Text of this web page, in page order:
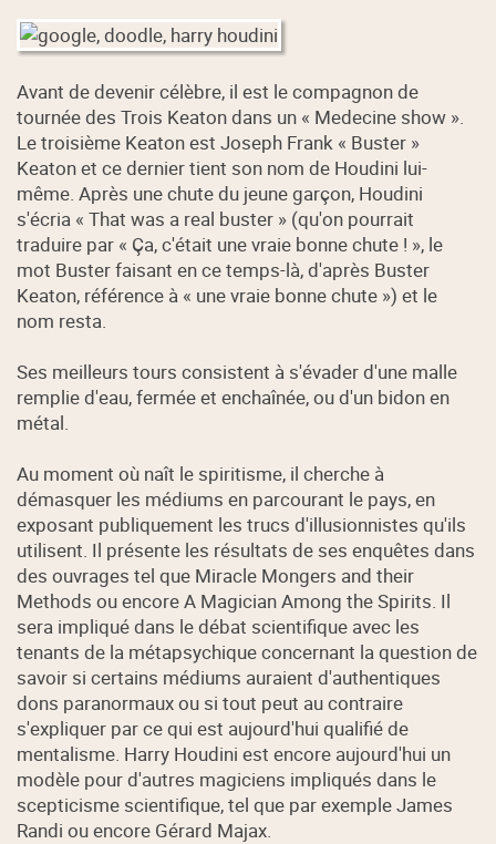
Avant de devenir célèbre, il est le compagnon de
tournée des Trois Keaton dans un « Medecine show ».
Le troisième Keaton est Joseph Frank « Buster »
Keaton et ce dernier tient son nom de Houdini lui-
même. Après une chute du jeune garçon, Houdini
s'écria « That was a real buster » (qu'on pourrait
traduire par « Ça, c'était une vraie bonne chute ! », le
mot Buster faisant en ce temps-là, d'après Buster
Keaton, référence à « une vraie bonne chute ») et le
nom resta.
Ses meilleurs tours consistent à s'évader d'une malle
remplie d'eau, fermée et enchaînée, ou d'un bidon en
métal.
Au moment où naît le spiritisme, il cherche à
démasquer les médiums en parcourant le pays, en
exposant publiquement les trucs d'illusionnistes qu'ils
utilisent. Il présente les résultats de ses enquêtes dans
des ouvrages tel que Miracle Mongers and their
Methods ou encore A Magician Among the Spirits. Il
sera impliqué dans le débat scientifique avec les
tenants de la métapsychique concernant la question de
savoir si certains médiums auraient d'authentiques
dons paranormaux ou si tout peut au contraire
s'expliquer par ce qui est aujourd'hui qualifié de
mentalisme. Harry Houdini est encore aujourd'hui un
modèle pour d'autres magiciens impliqués dans le
scepticisme scientifique, tel que par exemple James
Randi ou encore Gérard Majax.